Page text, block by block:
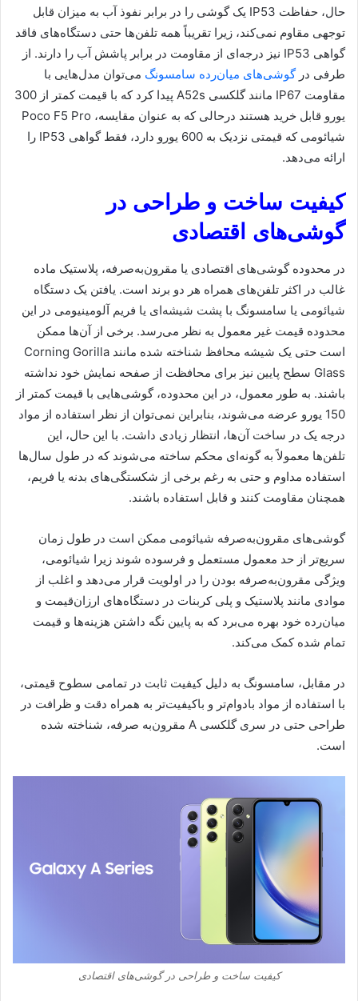
حال، حفاظت IP53 یک گوشی را در برابر نفوذ آب به میزان قابل
توجهی مقاوم‌ نمی‌کند، زیرا تقریباً همه تلفن‌ها حتی دستگاه‌های فاقد
گواهی IP53 نیز درجه‌ای از مقاومت در برابر پاشش آب را دارند. از
طرفی درگوشی‌های میان‌رده سامسونگ می‌توان مدل‌هایی با
مقاومت IP67 مانند گلکسی A52s پیدا کرد که با قیمت کمتر از 300
یورو قابل خرید هستند درحالی که به عنوان مقایسه، Poco F5 Pro
شیائومی که قیمتی نزدیک به 600 یورو دارد، فقط گواهی IP53 را
ارائه می‌دهد.
کیفیت ساخت و طراحی در
گوشی‌های اقتصادی
در محدوده گوشی‌های اقتصادی یا مقرون‌به‌صرفه، پلاستیک ماده
غالب در اکثر تلفن‌های همراه هر دو برند است. یافتن یک دستگاه
شیائومی یا سامسونگ با پشت شیشه‌ای یا فریم آلومینیومی در این
محدوده قیمت غیر معمول به نظر می‌رسد. برخی از آن‌ها ممکن
است حتی یک شیشه محافظ شناخته شده مانند Corning Gorilla
Glass سطح پایین نیز برای محافظت از صفحه نمایش خود نداشته
باشند. به طور معمول، در این محدوده، گوشی‌هایی با قیمت کمتر از
150 یورو عرضه می‌شوند، بنابراین نمی‌توان از نظر استفاده از مواد
درجه یک در ساخت آن‌ها، انتظار زیادی داشت. با این حال، این
تلفن‌ها معمولاً به گونه‌ای محکم ساخته می‌شوند که در طول سال‌ها
استفاده مداوم و حتی به رغم برخی از شکستگی‌های بدنه یا فریم،
همچنان مقاومت کنند و قابل استفاده باشند.
گوشی‌های مقرون‌به‌صرفه شیائومی ممکن است در طول زمان
سریع‌تر از حد معمول مستعمل و فرسوده شوند زیرا شیائومی،
ویژگی مقرون‌به‌صرفه بودن را در اولویت قرار می‌دهد و اغلب از
موادی مانند پلاستیک و پلی کربنات در دستگاه‌های ارزان‌قیمت و
میان‌رده خود بهره می‌برد که به پایین نگه داشتن هزینه‌ها و قیمت
تمام شده کمک می‌کند.
در مقابل، سامسونگ به دلیل کیفیت ثابت در تمامی سطوح قیمتی،
با استفاده از مواد بادوام‌تر و باکیفیت‌تر به همراه دقت و ظرافت در
طراحی حتی در سری گلکسی A مقرون‌به صرفه، شناخته شده
است.
کیفیت ساخت و طراحی در گوشی‌های اقتصادی